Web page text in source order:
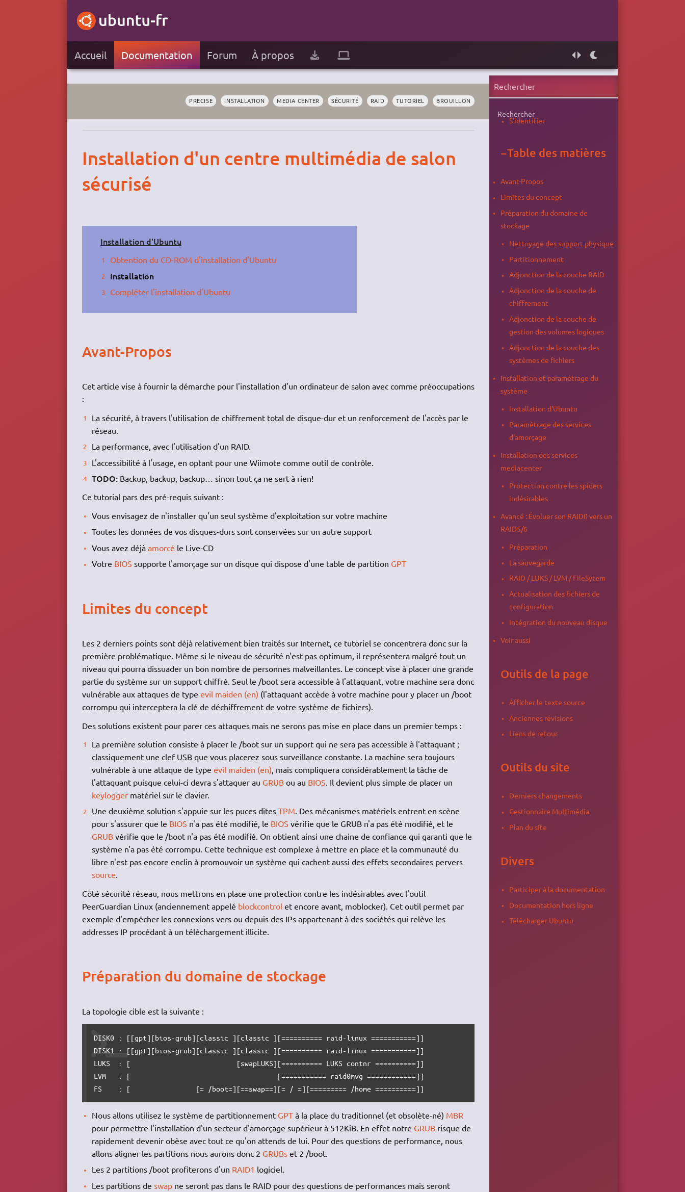
Accueil Documentation Forum À propos
PRECISE INSTALLATION MEDIA CENTER SÉCURITÉ RAID TUTORIEL BROUILLON
Installation d'un centre multimédia de salon
sécurisé
Installation d'Ubuntu
Obtention du CD-ROM d'installation d'Ubuntu
Installation
Compléter l'installation d'Ubuntu
Avant-Propos
Cet article vise à fournir la démarche pour l'installation d'un ordinateur de salon avec comme préoccupations
:
La sécurité, à travers l'utilisation de chiffrement total de disque-dur et un renforcement de l'accès par le
réseau.
La performance, avec l'utilisation d'un RAID.
L'accessibilité à l'usage, en optant pour une Wiimote comme outil de contrôle.
TODO: Backup, backup, backup… sinon tout ça ne sert à rien!
Ce tutorial pars des pré-requis suivant :
Vous envisagez de n'installer qu'un seul système d'exploitation sur votre machine
Toutes les données de vos disques-durs sont conservées sur un autre support
Vous avez déjàamorcé le Live-CD
Votre BIOS supporte l'amorçage sur un disque qui dispose d'une table de partition GPT
Limites du concept
Les 2 derniers points sont déjà relativement bien traités sur Internet, ce tutoriel se concentrera donc sur la
première problématique. Même si le niveau de sécurité n'est pas optimum, il représentera malgré tout un
niveau qui pourra dissuader un bon nombre de personnes malveillantes. Le concept vise à placer une grande
partie du système sur un support chiffré. Seul le /boot sera accessible à l'attaquant, votre machine sera donc
vulnérable aux attaques de type evil maiden (en) (l'attaquant accède à votre machine pour y placer un /boot
corrompu qui interceptera la clé de déchiffrement de votre système de fichiers).
Des solutions existent pour parer ces attaques mais ne serons pas mise en place dans un premier temps :
La première solution consiste à placer le /boot sur un support qui ne sera pas accessible à l'attaquant ;
classiquement une clef USB que vous placerez sous surveillance constante. La machine sera toujours
vulnérable à une attaque de typeevil maiden (en) , mais compliquera considérablement la tâche de
l'attaquant puisque celui-ci devra s'attaquer au GRUB ou au BIOS . Il devient plus simple de placer un
keylogger matériel sur le clavier.
Une deuxième solution s'appuie sur les puces ditesTPM. Des mécanismes matériels entrent en scène
pour s'assurer que le BIOS n'a pas été modifié, le BIOS vérifie que le GRUB n'a pas été modifié, et le
GRUB vérifie que le /boot n'a pas été modifié. On obtient ainsi une chaine de confiance qui garanti que le
système n'a pas été corrompu. Cette technique est complexe à mettre en place et la communauté du
libre n'est pas encore enclin à promouvoir un système qui cachent aussi des effets secondaires pervers
source.
Côté sécurité réseau, nous mettrons en place une protection contre les indésirables avec l'outil
PeerGuardian Linux (anciennement appelé blockcontrol et encore avant, moblocker). Cet outil permet par
exemple d'empêcher les connexions vers ou depuis des IPs appartenant à des sociétés qui relève les
addresses IP procédant à un téléchargement illicite.
Préparation du domaine de stockage
La topologie cible est la suivante :
DISK0 : [[gpt][bios-grub][classic ][classic ][========== raid-linux ===========]]
DISK1 : [[gpt][bios-grub][classic ][classic ][========== raid-linux ===========]]
LUKS  : [                          [swapLUKS][========== LUKS contnr ==========]]
LVM   : [                                    [=========== raid0mvg ============]]
FS    : [                [= /boot=][==swap==][= / =][========= /home ==========]]
Nous allons utilisez le système de partitionnement GPT à la place du traditionnel (et obsolète-né) MBR
pour permettre l'installation d'un secteur d'amorçage supérieur à 512KiB. En effet notre GRUB risque de
rapidement devenir obèse avec tout ce qu'on attends de lui. Pour des questions de performance, nous
allons aligner les partitions nous aurons donc 2 GRUBs et 2 /boot.
Les 2 partitions /boot profiterons d'un RAID1 logiciel.
Les partitions de swap ne seront pas dans le RAID pour des questions de performances mais seront
Rechercher
S'identifier
−Table des matières
Avant-Propos
Limites du concept
Préparation du domaine de
stockage
Nettoyage des support physique
Partitionnement
Adjonction de la couche RAID
Adjonction de la couche de
chiffrement
Adjonction de la couche de
gestion des volumes logiques
Adjonction de la couche des
systèmes de fichiers
Installation et paramétrage du
système
Installation d'Ubuntu
Paramètrage des services
d'amorçage
Installation des services
mediacenter
Protection contre les spiders
indésirables
Avancé : Évoluer son RAID0 vers un
RAID5/6
Préparation
La sauvegarde
RAID / LUKS / LVM / FileSytem
Actualisation des fichiers de
configuration
Intégration du nouveau disque
Voir aussi
Outils de la page
Afficher le texte source
Anciennes révisions
Liens de retour
Outils du site
Derniers changements
Gestionnaire Multimédia
Plan du site
Divers
Participer à la documentation
Documentation hors ligne
Télécharger Ubuntu